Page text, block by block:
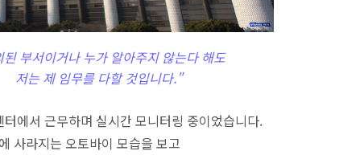
부서이거나 누가 알아주지 않는다 해도
저는 제 임무를 다할 것입니다."
에서 근무하며 실시간 모니터링 중이었습니다.
사라지는 오토바이 모습을 보고